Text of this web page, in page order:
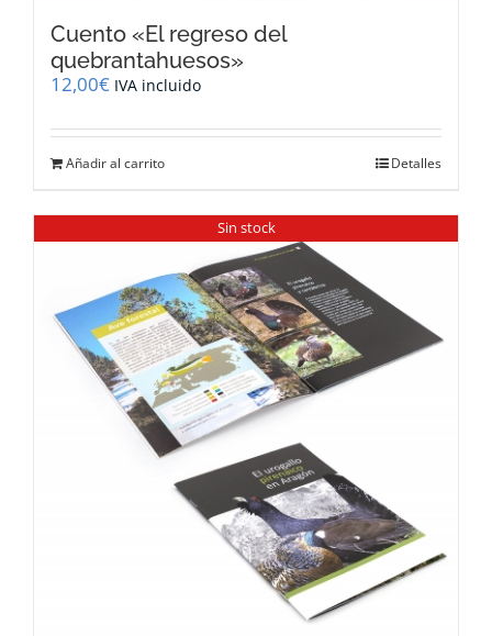
Cuento «El regreso del
quebrantahuesos»
12,00€ IVA incluido
Añadir al carrito Detalles
Sin stock